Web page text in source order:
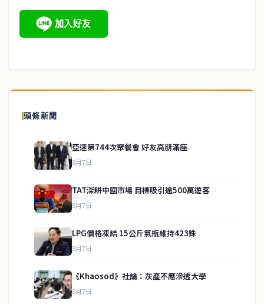
頭條新聞
亞速第744次聚餐會 好友高朋滿座
8月7日
TAT深耕中國市場 目標吸引逾500萬遊客
8月7日
LPG價格凍結 15公斤氣瓶維持423銖
8月7日
《Khaosod》社論：灰產不應滲透大學
8月7日
service@thaichinesenews.com